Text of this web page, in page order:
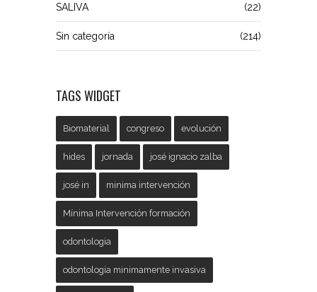
SALIVA (22)
Sin categoría (214)
TAGS WIDGET
Biomaterial congreso evolución
hides jornada josé ignacio zalba
josé in minima intervención
Mínima Intervención formación
odontologia
odontologia minimamente invasiva